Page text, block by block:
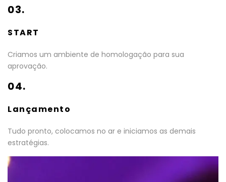
03.
START
Criamos um ambiente de homologação para sua
aprovação.
04.
Lançamento
Tudo pronto, colocamos no ar e iniciamos as demais
estratégias.